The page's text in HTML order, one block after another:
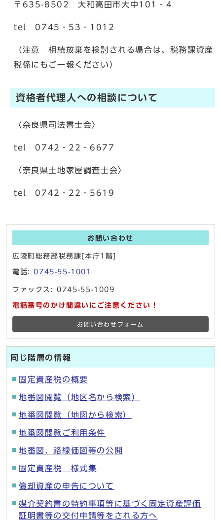
〒635-8502 大和高田市大中101‐4
tel 0745‐53‐1012
（注意 相続放棄を検討される場合は、税務課資産
税係にもご一報ください）
資格者代理人への相談について
〈奈良県司法書士会〉
tel 0742‐22‐6677
〈奈良県土地家屋調査士会〉
tel 0742‐22‐5619
お問い合わせ
広陵町総務部税務課[本庁1階]
電話:0745-55-1001
ファックス: 0745-55-1009
電話番号のかけ間違いにご注意ください！
お問い合わせフォーム
同じ階層の情報
固定資産税の概要
地番図閲覧（地区名から検索）
地番図閲覧（地図から検索）
地番図閲覧ご利用条件
地番図、路線価図等の公開
固定資産税 様式集
償却資産の申告について
媒介契約書の特約事項等に基づく固定資産評価
証明書等の交付申請等をされる方へ